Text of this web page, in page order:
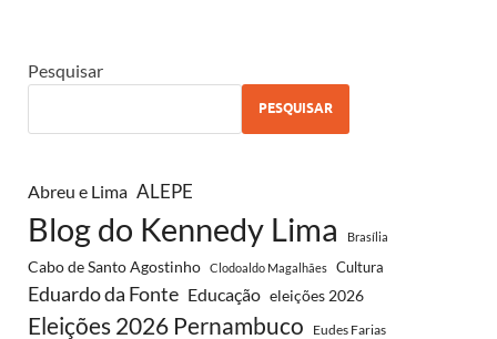
Pesquisar
PESQUISAR
Abreu e Lima ALEPE
Blog do Kennedy Lima Brasília
Cabo de Santo Agostinho Clodoaldo Magalhães Cultura
Eduardo da Fonte Educação eleições 2026
Eleições 2026 Pernambuco Eudes Farias